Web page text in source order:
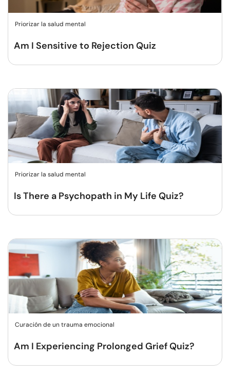
Priorizar la salud mental
Am I Sensitive to Rejection Quiz
Priorizar la salud mental
Is There a Psychopath in My Life Quiz?
Curación de un trauma emocional
Am I Experiencing Prolonged Grief Quiz?